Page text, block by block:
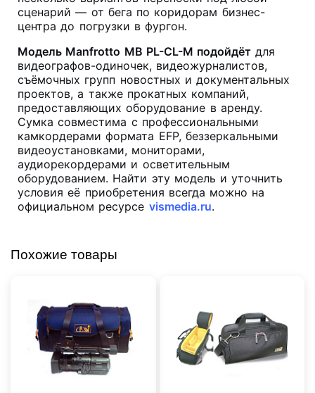
сценарий — от бега по коридорам бизнес-
центра до погрузки в фургон.
Модель Manfrotto MB PL-CL-M подойдёт для
видеографов-одиночек, видеожурналистов,
съёмочных групп новостных и документальных
проектов, а также прокатных компаний,
предоставляющих оборудование в аренду.
Сумка совместима с профессиональными
камкордерами формата EFP, беззеркальными
видеоустановками, мониторами,
аудиорекордерами и осветительным
оборудованием. Найти эту модель и уточнить
условия её приобретения всегда можно на
официальном ресурсе vismedia.ru.
Похожие товары